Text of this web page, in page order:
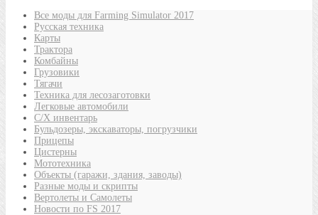
Все моды для Farming Simulator 2017
Русская техника
Карты
Трактора
Комбайны
Грузовики
Тягачи
Техника для лесозаготовки
Легковые автомобили
С/Х инвентарь
Бульдозеры, экскаваторы, погрузчики
Прицепы
Цистерны
Мототехника
Объекты (гаражи, здания, заводы)
Разные моды и скрипты
Вертолеты и Самолеты
Новости по FS 2017